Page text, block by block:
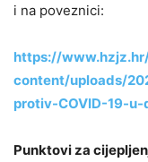
i na poveznici:
https://
content/uploads/
protiv-COVID-19-
Punktovi za